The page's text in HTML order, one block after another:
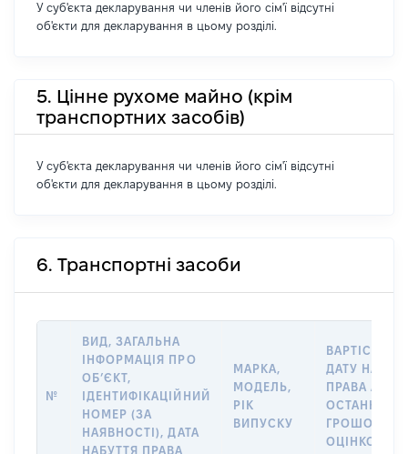
У суб'єкта декларування чи членів його сім'ї відсутні
об'єкти для декларування в цьому розділі.
5. Цінне рухоме майно (крім
транспортних засобів)
У суб'єкта декларування чи членів його сім'ї відсутні
об'єкти для декларування в цьому розділі.
6. Транспортні засоби
№
ВИД, ЗАГАЛЬНА
ІНФОРМАЦІЯ ПРО
ОБʼЄКТ,
ІДЕНТИФІКАЦІЙНИЙ
НОМЕР (ЗА
НАЯВНОСТІ), ДАТА
НАБУТТЯ ПРАВА
МАРКА,
МОДЕЛЬ,
РІК
ВИПУСКУ
ВАРТІСТЬ НА
ДАТУ
ПРАВА АБО
ГРОШОВОЮ
ОЦІНКОЮ,